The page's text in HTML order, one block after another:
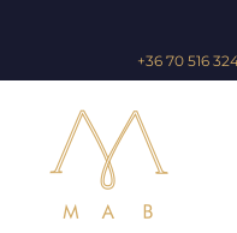
+36 70 516